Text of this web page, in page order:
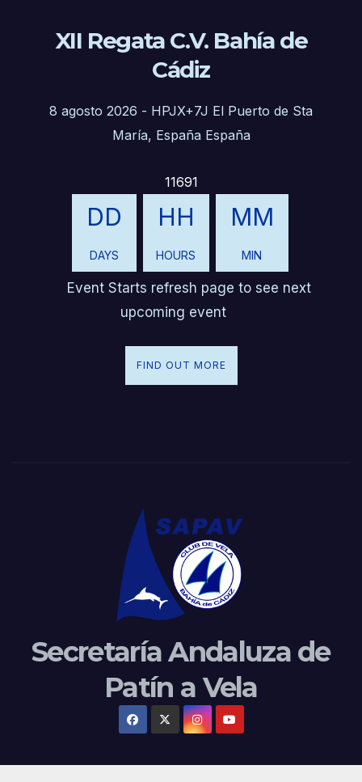
XII Regata C.V. Bahía de
Cádiz
8 agosto 2026 - HPJX+7J El Puerto de Sta
María, España España
11691
DD
DAYS
HH
HOURS
MM
MIN
Event Starts refresh page to see next
upcoming event
FIND OUT MORE
Secretaría Andaluza de
Patín a Vela